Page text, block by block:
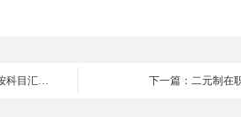
上一篇：福建高升专成人高考高起点考试内容【按科目汇总】 下一篇：二元制在